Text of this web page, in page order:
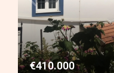
€410.000